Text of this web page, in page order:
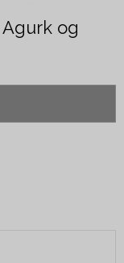
og